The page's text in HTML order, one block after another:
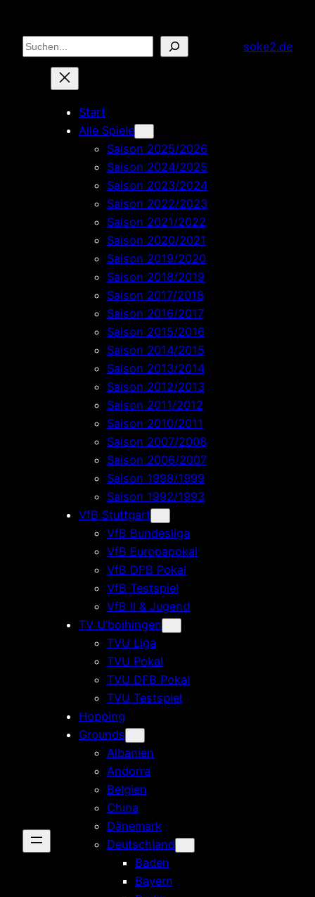
Inhalt
springen
Suchen soke2.de
Start
Alle Spiele
Saison 2025/2026
Saison 2024/2025
Saison 2023/2024
Saison 2022/2023
Saison 2021/2022
Saison 2020/2021
Saison 2019/2020
Saison 2018/2019
Saison 2017/2018
Saison 2016/2017
Saison 2015/2016
Saison 2014/2015
Saison 2013/2014
Saison 2012/2013
Saison 2011/2012
Saison 2010/2011
Saison 2007/2008
Saison 2006/2007
Saison 1998/1999
Saison 1992/1993
VfB Stuttgart
VfB Bundesliga
VfB Europapokal
VfB DFB Pokal
VfB Testspiel
VfB II & Jugend
TV U’boihingen
TVU Liga
TVU Pokal
TVU DFB Pokal
TVU Testspiel
Hopping
Grounds
Albanien
Andorra
Belgien
China
Dänemark
Deutschland
Baden
Bayern